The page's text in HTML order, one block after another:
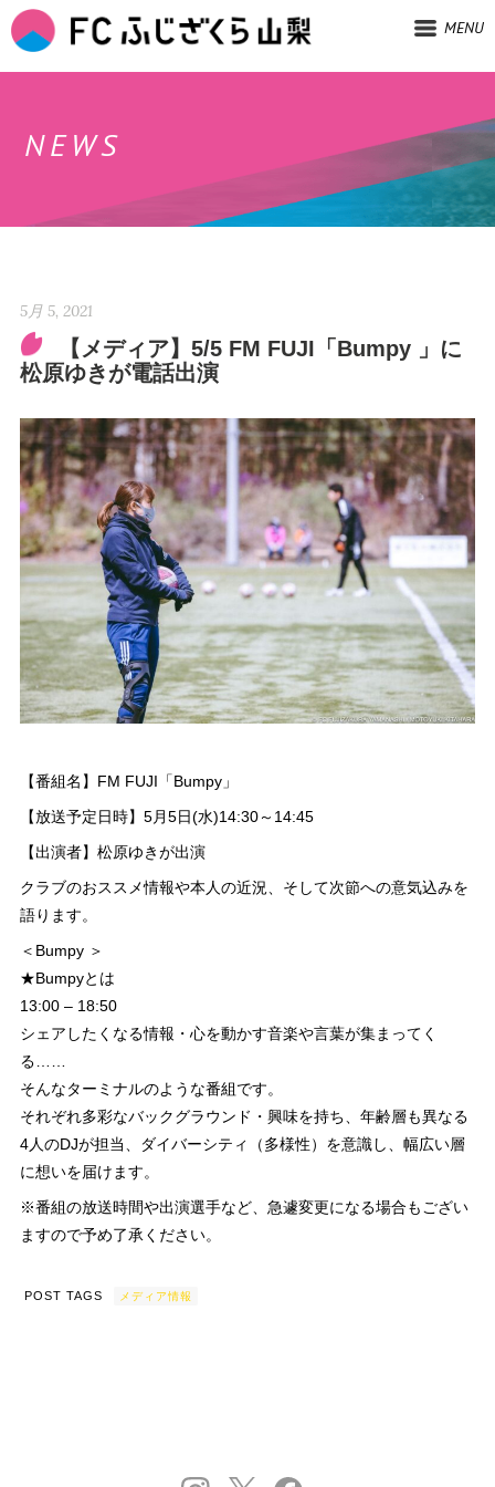
MENU
NEWS
5月 5, 2021
【メディア】5/5 FM FUJI「Bumpy 」に
松原ゆきが電話出演
【番組名】FM FUJI「Bumpy」
【放送予定日時】5月5日(水)14:30～14:45
【出演者】松原ゆきが出演
クラブのおススメ情報や本人の近況、そして次節への意気込みを
語ります。
＜Bumpy ＞
★Bumpyとは
13:00 – 18:50
シェアしたくなる情報・心を動かす音楽や言葉が集まってく
る……
そんなターミナルのような番組です。
それぞれ多彩なバックグラウンド・興味を持ち、年齢層も異なる
4人のDJが担当、ダイバーシティ（多様性）を意識し、幅広い層
に想いを届けます。
※番組の放送時間や出演選手など、急遽変更になる場合もござい
ますので予め了承ください。
POST TAGS メディア情報